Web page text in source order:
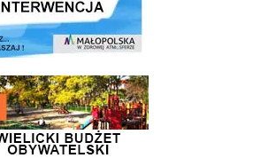
- Wielicki Budżet Obywatelski